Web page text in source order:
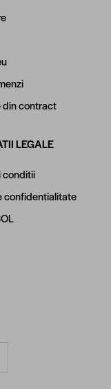
din contract
LEGALE
conditii
confidentialitate